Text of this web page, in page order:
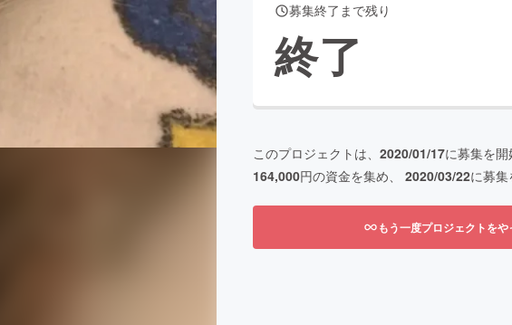
CAMPFIRE for Social Good
CAMPFIRE Creation
CAMPFIREふるさと納税machi-yaコミュニティ
募集終了まで残り
終了
このプロジェクトは、 2020/01/17に募集を開
164,000円の資金を集め、 2020/03/22に募
もう一度プロジェクトを